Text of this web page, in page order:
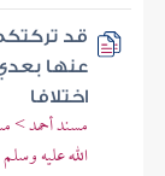
قد
عنها
اختلافا
مسند أحمد >
الله عليه وسلم